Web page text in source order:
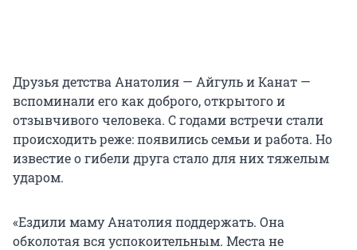
Друзья детства Анатолия — Айгуль и Канат —
вспоминали его как доброго, открытого и
отзывчивого человека. С годами встречи стали
происходить реже: появились семьи и работа. Но
известие о гибели друга стало для них тяжелым
ударом.
«Ездили маму Анатолия поддержать. Она
обколотая вся успокоительным. Места не